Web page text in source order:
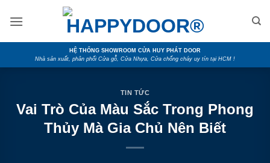
HỆ THỐNG SHOWROOM CỬA HUY PHÁT DOOR
Nhà sản xuất, phân phối Cửa gỗ, Cửa Nhựa, Cửa chống cháy uy tín tại HCM !
TIN TỨC
Vai Trò Của Màu Sắc Trong Phong
Thủy Mà Gia Chủ Nên Biết